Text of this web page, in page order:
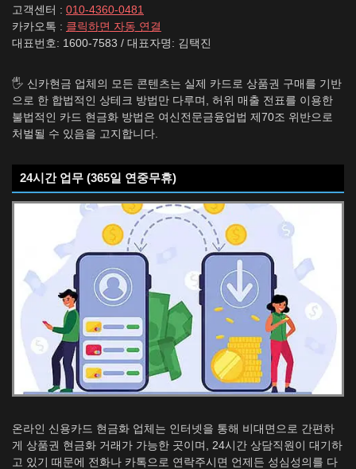
고객센터 : 010-4360-0481
카카오톡 : 클릭하면 자동 연결
대표번호: 1600-7583 / 대표자명: 김택진
🖐️ 신카현금 업체의 모든 콘텐츠는 실제 카드로 상품권 구매를 기반
으로 한 합법적인 상테크 방법만 다루며, 허위 매출 전표를 이용한
불법적인 카드 현금화 방법은 여신전문금융업법 제70조 위반으로
처벌될 수 있음을 고지합니다.
24시간 업무 (365일 연중무휴)
온라인 신용카드 현금화 업체는 인터넷을 통해 비대면으로 간편하
게 상품권 현금화 거래가 가능한 곳이며, 24시간 상담직원이 대기하
고 있기 때문에 전화나 카톡으로 연락주시면 언제든 성심성의를 다